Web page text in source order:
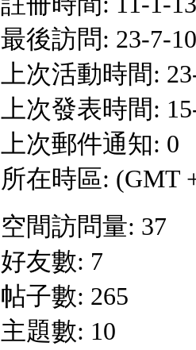
最後訪問: 23-7-
上次活動時間:
上次發表時間:
上次郵件通知: 0
所在時區: (GMT
空間訪問量: 37
好友數: 7
帖子數: 265
主題數: 10